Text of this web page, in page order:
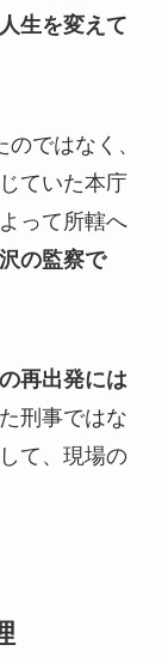
生を変えて
ではなく、
ていた本庁
って所轄へ
の監察で
再出発には
刑事ではな
て、現場の